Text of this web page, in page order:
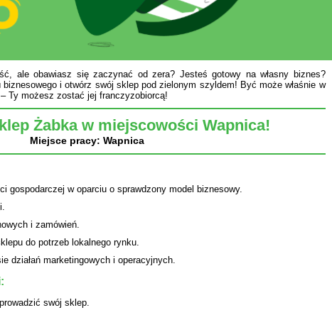
ale obawiasz się zaczynać od zera? Jesteś gotowy na własny biznes?
i otwórz swój sklep pod zielonym szyldem! Być może właśnie w
Ty możesz zostać jej franczyzobiorcą!
Żabka w miejscowości Wapnica!
Miejsce pracy: Wapnica
gospodarczej w oparciu o sprawdzony model biznesowy.
i zamówień.
do potrzeb lokalnego rynku.
działań marketingowych i operacyjnych.
swój sklep.